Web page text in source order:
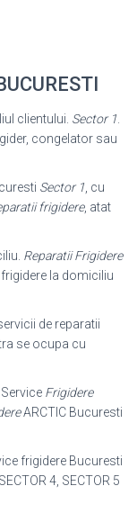
clientului. Sector 1.
congelator sau
Sector 1, cu
frigidere, atat
Reparatii Frigidere
la domiciliu
de reparatii
se ocupa cu
Frigidere
ARCTIC Bucuresti
frigidere Bucuresti
4, SECTOR 5